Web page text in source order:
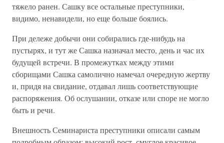
тяжело ранен. Сашку все остальные преступники,
видимо, ненавидели, но еще больше боялись.
При дележе добычи они собирались где-нибудь на
пустырях, и тут же Сашка назначал место, день и час их
будущей встречи. В промежутках между этими
сборищами Сашка самолично намечал очередную жертву
и, придя на свидание, отдавал лишь соответствующие
распоряжения. Об ослушании, отказе или споре не могло
быть и речи.
Внешность Семинариста преступники описали самым